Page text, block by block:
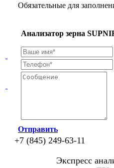
Обязательные для
Анализатор зерна
Отправить
+7 (845) 249-63-11
Экспресс